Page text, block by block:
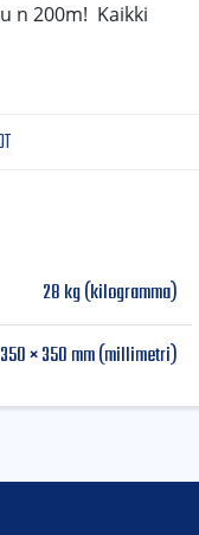
28 kg (kilogramma)
× 350 mm (millimetri)
n 200m! Kaikki